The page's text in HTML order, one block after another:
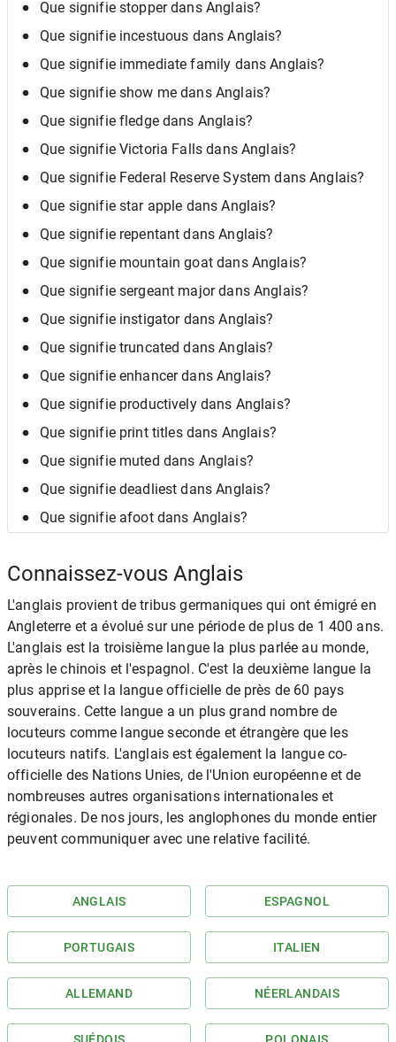
Que signifie stopper dans Anglais?
Que signifie incestuous dans Anglais?
Que signifie immediate family dans Anglais?
Que signifie show me dans Anglais?
Que signifie fledge dans Anglais?
Que signifie Victoria Falls dans Anglais?
Que signifie Federal Reserve System dans Anglais?
Que signifie star apple dans Anglais?
Que signifie repentant dans Anglais?
Que signifie mountain goat dans Anglais?
Que signifie sergeant major dans Anglais?
Que signifie instigator dans Anglais?
Que signifie truncated dans Anglais?
Que signifie enhancer dans Anglais?
Que signifie productively dans Anglais?
Que signifie print titles dans Anglais?
Que signifie muted dans Anglais?
Que signifie deadliest dans Anglais?
Que signifie afoot dans Anglais?
Connaissez-vous Anglais
L'anglais provient de tribus germaniques qui ont émigré en
Angleterre et a évolué sur une période de plus de 1 400 ans.
L'anglais est la troisième langue la plus parlée au monde,
après le chinois et l'espagnol. C'est la deuxième langue la
plus apprise et la langue officielle de près de 60 pays
souverains. Cette langue a un plus grand nombre de
locuteurs comme langue seconde et étrangère que les
locuteurs natifs. L'anglais est également la langue co-
officielle des Nations Unies, de l'Union européenne et de
nombreuses autres organisations internationales et
régionales. De nos jours, les anglophones du monde entier
peuvent communiquer avec une relative facilité.
ANGLAIS ESPAGNOL
PORTUGAIS ITALIEN
ALLEMAND NÉERLANDAIS